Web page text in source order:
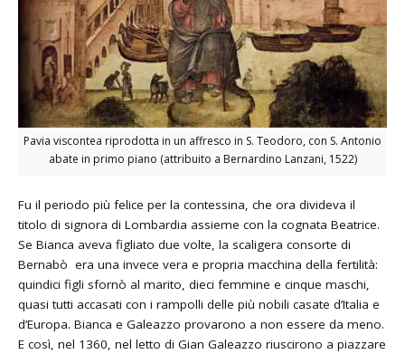
Pavia viscontea riprodotta in un affresco in S. Teodoro, con S. Antonio
abate in primo piano (attribuito a Bernardino Lanzani, 1522)
Fu il periodo più felice per la contessina, che ora divideva il
titolo di signora di Lombardia assieme con la cognata Beatrice.
Se Bianca aveva figliato due volte, la scaligera consorte di
Bernabò era una invece vera e propria macchina della fertilità:
quindici figli sfornò al marito, dieci femmine e cinque maschi,
quasi tutti accasati con i rampolli delle più nobili casate d’Italia e
d’Europa. Bianca e Galeazzo provarono a non essere da meno.
E così, nel 1360, nel letto di Gian Galeazzo riuscirono a piazzare